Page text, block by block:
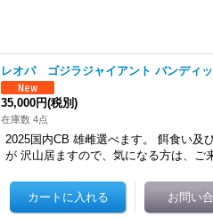
レオパ ゴジラジャイアント バンディ
35,000円(税別)
在庫数 4点
2025国内CB 雄雌選べます。 餌食い及
が 沢山居ますので、気になる方は、ご